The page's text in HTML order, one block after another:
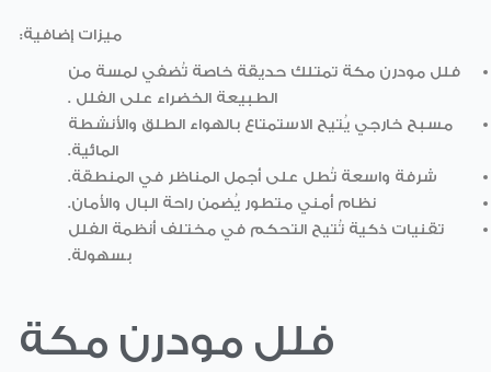
ميزات إضافية:
فلل مودرن مكة تمتلك حديقة خاصة تُضفي لمسة من
الطبيعة الخضراء على الفلل .
مسبح خارجي يُتيح الاستمتاع بالهواء الطلق والأنشطة
المائية.
شرفة واسعة تُطل على أجمل المناظر في المنطقة.
نظام أمني متطور يُضمن راحة البال والأمان.
تقنيات ذكية تُتيح التحكم في مختلف أنظمة الفلل
بسهولة.
فلل مودرن مكة